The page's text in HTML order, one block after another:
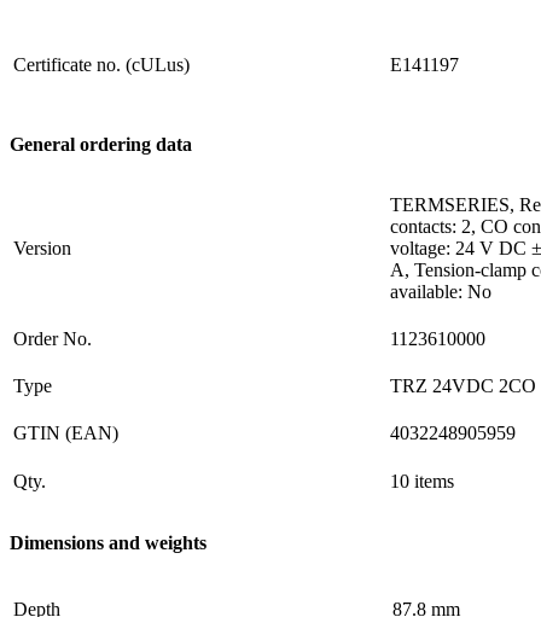
Certificate no. (cULus) E141197
General ordering data
Version
TERMSERIES,
contacts: 2, CO
voltage: 24 V DC
A, Tension-clamp
available: No
Order No. 1123610000
Type TRZ 24VDC 2CO
GTIN (EAN) 4032248905959
Qty. 10 items
Dimensions and weights
Depth 87.8 mm